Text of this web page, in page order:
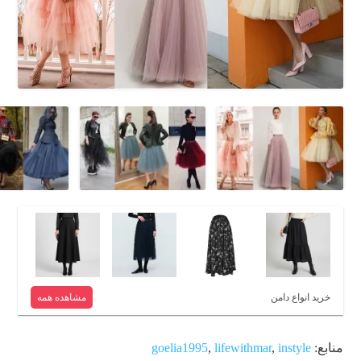
خرید انواع دامن مشاهده همه
منابع: goelia1995, lifewithmar, instyle